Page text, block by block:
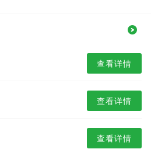
查看详情
查看详情
查看详情